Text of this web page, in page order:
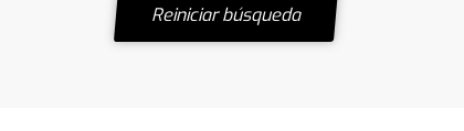
Reiniciar búsqueda